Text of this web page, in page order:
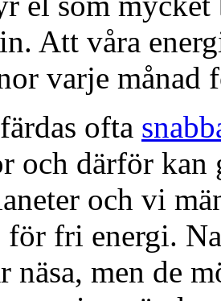
Att våra
varje månad
färdas ofta
och därför
och vi
för fri energi.
näsa, men de